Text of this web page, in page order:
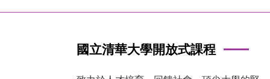
國立清華大學開放式課程